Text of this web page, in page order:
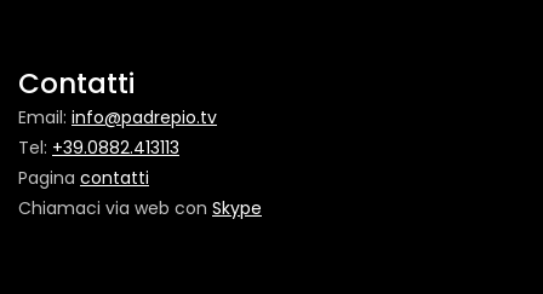
Contatti
Email: info@padrepio.tv
Tel: +39.0882.413113
Pagina contatti
Chiamaci via web con Skype